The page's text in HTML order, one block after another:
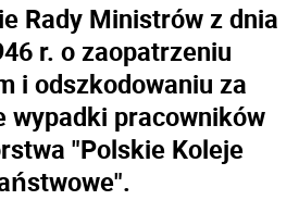
Rady Ministrów z dnia
r. o zaopatrzeniu
i odszkodowaniu za
wypadki pracowników
"Polskie Koleje